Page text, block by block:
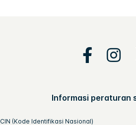
Informasi peraturan
CIN (Kode Identifikasi Nasional)